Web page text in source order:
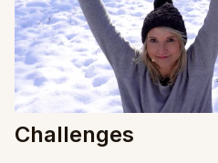
Challenges